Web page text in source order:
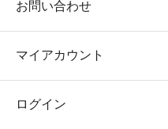
お問い合わせ
マイアカウント
ログイン